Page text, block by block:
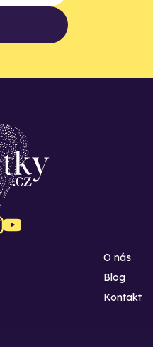
O nás
Blog
Kontakt